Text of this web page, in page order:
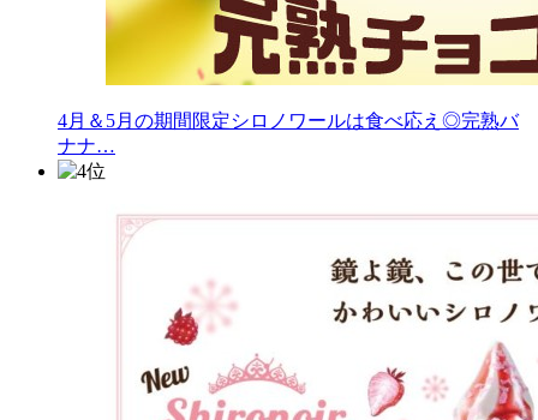
4月＆5月の期間限定シロノワールは食べ応え◎完熟バ
ナナ…